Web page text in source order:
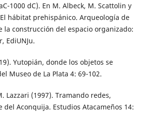
1000 dC). En M. Albeck, M. Scattolin y
hábitat prehispánico. Arqueología de
la construcción del espacio organizado:
EdiUNJu.
Yutopián, donde los objetos se
Museo de La Plata 4: 69-102.
Lazzari (1997). Tramando redes,
del Aconquija. Estudios Atacameños 14: